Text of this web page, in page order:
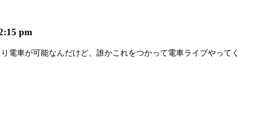
pm
り電車が可能なんだけど、誰かこれをつかって電車ライブやってく